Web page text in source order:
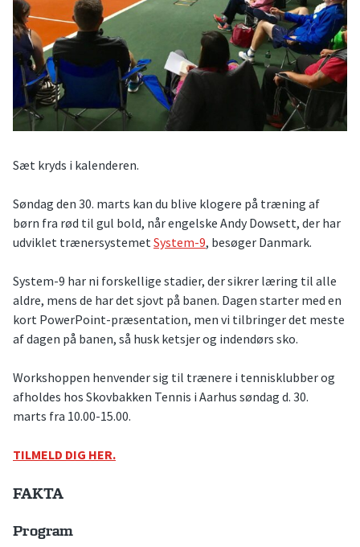
Sæt kryds i kalenderen.
Søndag den 30. marts kan du blive klogere på træning af
børn fra rød til gul bold, når engelske Andy Dowsett, der har
udviklet trænersystemetSystem-9, besøger Danmark.
System-9 har ni forskellige stadier, der sikrer læring til alle
aldre, mens de har det sjovt på banen. Dagen starter med en
kort PowerPoint-præsentation, men vi tilbringer det meste
af dagen på banen, så husk ketsjer og indendørs sko.
Workshoppen henvender sig til trænere i tennisklubber og
afholdes hos Skovbakken Tennis i Aarhus søndag d. 30.
marts fra 10.00-15.00.
TILMELD DIG HER.
FAKTA
Program